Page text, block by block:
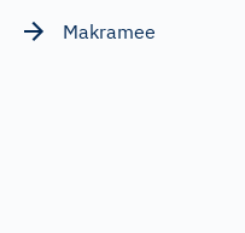
Makramee